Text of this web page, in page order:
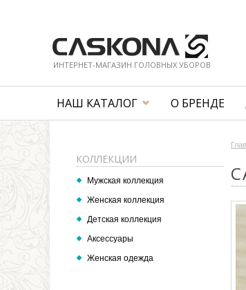
ИНТЕРНЕТ-МАГАЗИН ГОЛОВНЫХ УБОРОВ
НАШ КАТАЛОГ О БРЕНДЕ
КОЛЛЕКЦИИ
Мужская коллекция
Женская коллекция
Детская коллекция
Аксессуары
Женская одежда